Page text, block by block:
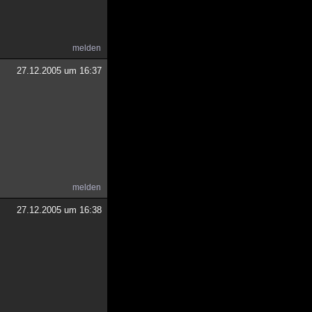
melden
27.12.2005 um 16:37
melden
27.12.2005 um 16:38